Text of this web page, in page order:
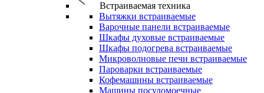
Встраиваемая техника
Вытяжки встраиваемые
Варочные панели встраиваемые
Шкафы духовые встраиваемые
Шкафы подогрева встраиваемые
Микроволновые печи встраиваемые
Пароварки встраиваемые
Кофемашины встраиваемые
Машины посудомоечные